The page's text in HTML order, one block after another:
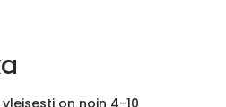
on noin 4-10